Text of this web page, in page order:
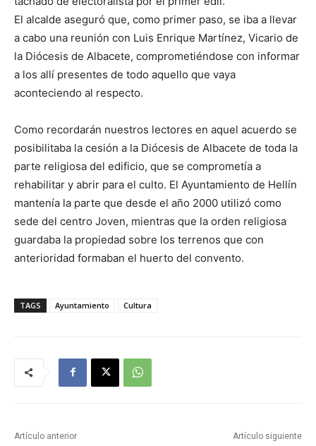
El alcalde aseguró que, como primer paso, se iba a llevar
a cabo una reunión con Luis Enrique Martínez, Vicario de
la Diócesis de Albacete, comprometiéndose con informar
a los allí presentes de todo aquello que vaya
aconteciendo al respecto.
Como recordarán nuestros lectores en aquel acuerdo se
posibilitaba la cesión a la Diócesis de Albacete de toda la
parte religiosa del edificio, que se comprometía a
rehabilitar y abrir para el culto. El Ayuntamiento de Hellín
mantenía la parte que desde el año 2000 utilizó como
sede del centro Joven, mientras que la orden religiosa
guardaba la propiedad sobre los terrenos que con
anterioridad formaban el huerto del convento.
TAGS Ayuntamiento Cultura
Artículo anterior Artículo siguiente